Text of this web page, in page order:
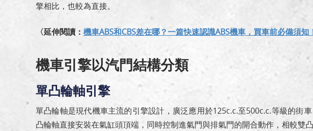
擎相比，也較為直接。
〈延伸閱讀： 機車ABS和CBS差在哪？一篇快速認識ABS機車，買車前必備須知
機車引擎以汽門結構分類
單凸輪軸引擎
單凸輪軸是現代機車主流的引擎設計，廣泛應用於125c.c.至500c.c.等級的街
凸輪軸直接安裝在氣缸頭頂端，同時控制進氣門與排氣門的開合動作，相較雙